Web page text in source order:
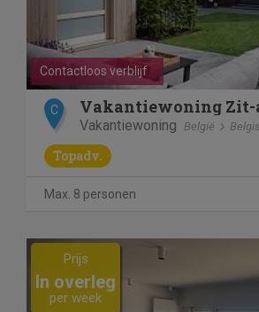
Contactloos verblijf
C Vakantiewoning Zit-
Vakantiewoning België
Topadv.
Max. 8 personen
Previous
Prijs
In overleg
per week